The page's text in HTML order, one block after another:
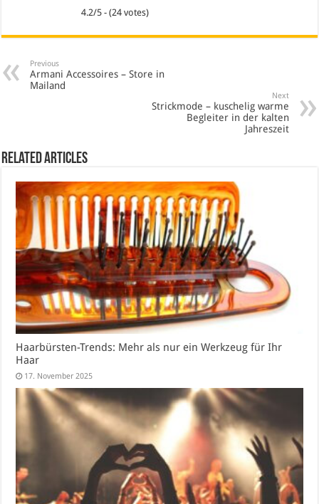
4.2/5 - (24 votes)
Previous
Armani Accessoires – Store in
Mailand
Next
Strickmode – kuschelig warme
Begleiter in der kalten
Jahreszeit
Related Articles
Haarbürsten-Trends: Mehr als nur ein Werkzeug für Ihr
Haar
17. November 2025